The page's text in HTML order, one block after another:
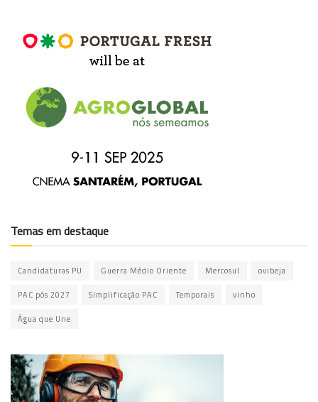
Temas em destaque
Candidaturas PU Guerra Médio Oriente Mercosul ovibeja
PAC pós 2027 Simplificação PAC Temporais vinho
Água que Une